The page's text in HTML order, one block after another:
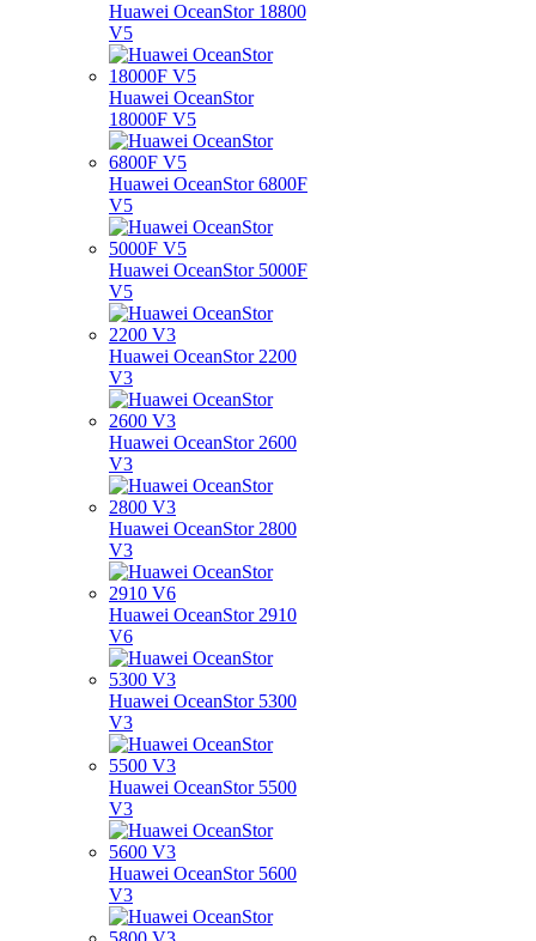
Huawei OceanStor 18800
V5
Huawei OceanStor
18000F V5
Huawei OceanStor 6800F
V5
Huawei OceanStor 5000F
V5
Huawei OceanStor 2200
V3
Huawei OceanStor 2600
V3
Huawei OceanStor 2800
V3
Huawei OceanStor 2910
V6
Huawei OceanStor 5300
V3
Huawei OceanStor 5500
V3
Huawei OceanStor 5600
V3